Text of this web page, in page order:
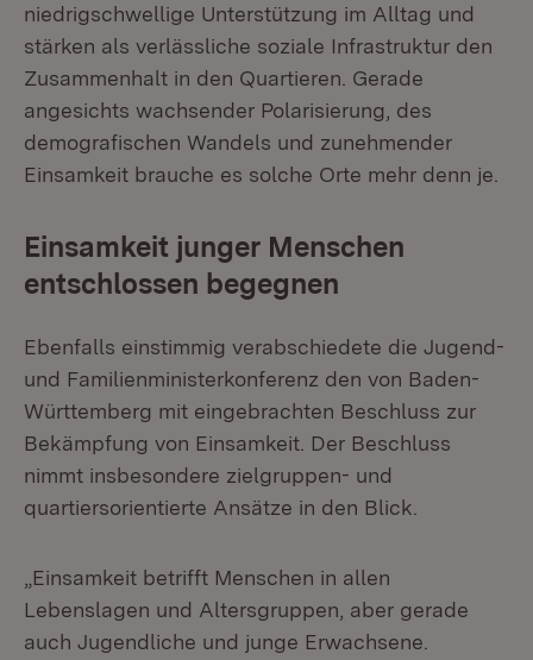
niedrigschwellige Unterstützung im Alltag und
stärken als verlässliche soziale Infrastruktur den
Zusammenhalt in den Quartieren. Gerade
angesichts wachsender Polarisierung, des
demografischen Wandels und zunehmender
Einsamkeit brauche es solche Orte mehr denn je.
Einsamkeit junger Menschen
entschlossen begegnen
Ebenfalls einstimmig verabschiedete die Jugend-
und Familienministerkonferenz den von Baden-
Württemberg mit eingebrachten Beschluss zur
Bekämpfung von Einsamkeit. Der Beschluss
nimmt insbesondere zielgruppen- und
quartiersorientierte Ansätze in den Blick.
„Einsamkeit betrifft Menschen in allen
Lebenslagen und Altersgruppen, aber gerade
auch Jugendliche und junge Erwachsene.